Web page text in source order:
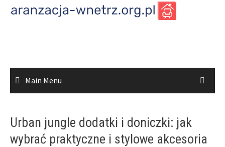
Skip
Main Menu
Urban jungle dodatki i doniczki: jak
wybrać praktyczne i stylowe akcesoria